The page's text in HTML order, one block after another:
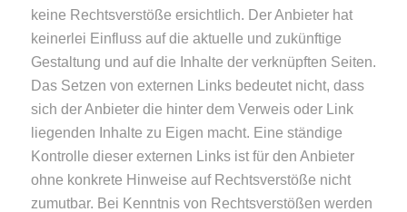
keine Rechtsverstöße ersichtlich. Der Anbieter hat
keinerlei Einfluss auf die aktuelle und zukünftige
Gestaltung und auf die Inhalte der verknüpften Seiten.
Das Setzen von externen Links bedeutet nicht, dass
sich der Anbieter die hinter dem Verweis oder Link
liegenden Inhalte zu Eigen macht. Eine ständige
Kontrolle dieser externen Links ist für den Anbieter
ohne konkrete Hinweise auf Rechtsverstöße nicht
zumutbar. Bei Kenntnis von Rechtsverstößen werden